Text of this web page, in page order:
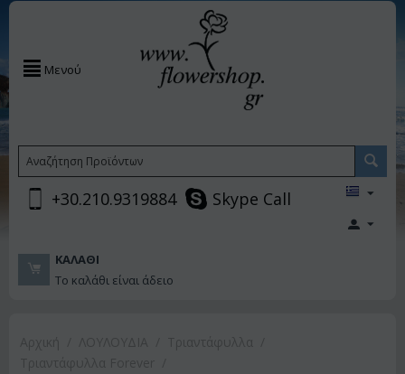
Μενού
+30.210.9319884 Skype Call
ΚΑΛΆΘΙ
Το καλάθι είναι άδειο